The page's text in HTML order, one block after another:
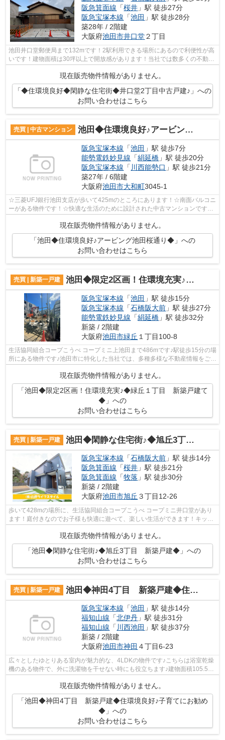
阪急箕面線 「桜井 」駅 徒歩27分
阪急宝塚本線 「池田 」駅 徒歩28分
築28年 / 2階建
大阪府池田市井口堂２丁目
池田井口堂郵便局まで132mです！2駅利用できる場所にあるので利便性が高
いです！建物面積は30坪以上で開放感があります！当社では数多くの不動産
を取り扱っておりますので、お客様の希...
現在販売物件情報がありません。
「◆住環境良好◆閑静な住宅街◆井口堂2丁目中古戸建♪」への
お問い合わせはこちら
売買 | 中古マンション 池田◆住環境良好♪アービング池田桜通り◆
阪急宝塚本線 「池田 」駅 徒歩7分
能勢電鉄妙見線 「絹延橋 」駅 徒歩20分
阪急宝塚本線 「 川西能勢口 」駅 徒歩21分
築27年 / 6階建
大阪府池田市大和町3045-1
☆三菱UFJ銀行池田支店が歩いて425mのところにあります！☆南面バルコニ
ーがある物件です！☆快適な生活のために設計された中古マンションです！
現在販売物件情報がありません。
「池田◆住環境良好♪アービング池田桜通り◆」への
お問い合わせはこちら
売買 | 新築一戸建 池田◆限定2区画！住環境充実♪◆緑丘１丁目 新築戸建て◆
阪急宝塚本線 「池田 」駅 徒歩15分
阪急宝塚本線 「石橋阪大前 」駅 徒歩27分
能勢電鉄妙見線 「絹延橋 」駅 徒歩32分
新築 / 2階建
大阪府池田市緑丘 １丁目100-8
生活協同組合コープこうべ コープミニ上池田まで486mです♪駅徒歩15分の場
所にある物件です♪池田市に特化した当社では、多種多様な不動産情報をご用
現在販売物件情報がありません。
「池田◆限定2区画！住環境充実♪◆緑丘１丁目 新築戸建て
◆」への
お問い合わせはこちら
売買 | 新築一戸建 池田◆閑静な住宅街♪◆旭丘3丁目 新築戸建◆
阪急宝塚本線 「石橋阪大前 」駅 徒歩14分
阪急箕面線 「桜井 」駅 徒歩21分
阪急箕面線 「牧落 」駅 徒歩30分
新築 / 2階建
大阪府池田市旭丘 ３丁目12-26
歩いて428mの場所に、生活協同組合コープこうべ コープミニ井口堂があり
ます！庭付きなのでお子様も快適に遊べて、楽しい生活ができます！キッチ
現在販売物件情報がありません。
「池田◆閑静な住宅街♪◆旭丘3丁目 新築戸建◆」への
お問い合わせはこちら
売買 | 新築一戸建 池田◆神田4丁目 新築戸建◆住環境良好♪子育てにお勧め◆
阪急宝塚本線 「池田 」駅 徒歩14分
福知山線 「北伊丹 」駅 徒歩31分
福知山線 「 川西池田 」駅 徒歩37分
新築 / 2階建
大阪府池田市神田 ４丁目6-23
広々としたゆとりある室内が魅力的な、4LDKの物件です♪こちらは浴室乾燥
機のある物件で、外に洗濯物を干せない時にも役立ちます♪建物面積105.57
㎡なので、家族向けです♪お住まいに関す...
現在販売物件情報がありません。
「池田◆神田4丁目 新築戸建◆住環境良好♪子育てにお勧め
◆」への
お問い合わせはこちら